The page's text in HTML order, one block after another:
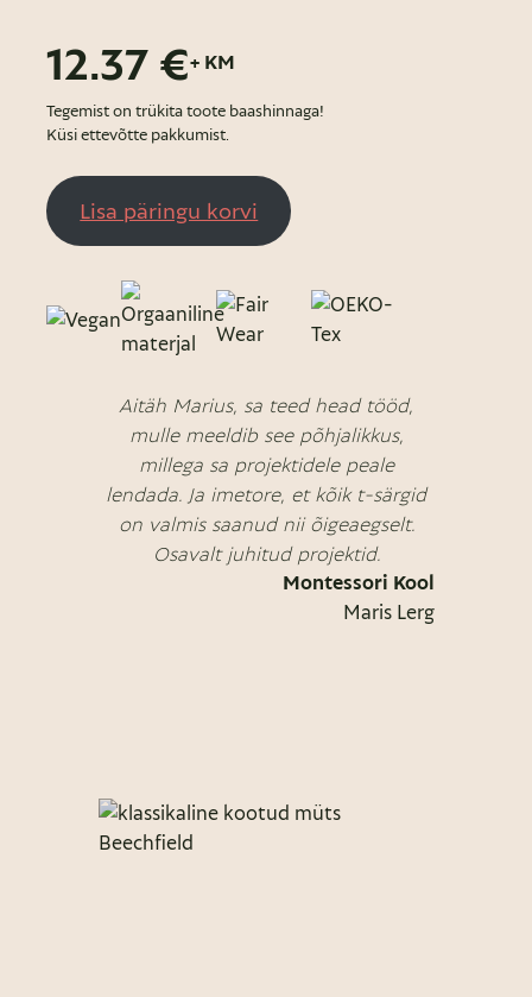
12.37 €+ KM
Tegemist on trükita toote baashinnaga!
Küsi ettevõtte pakkumist.
Lisa päringu korvi
Aitäh Marius, sa teed head tööd,
mulle meeldib see põhjalikkus,
millega sa projektidele peale
lendada. Ja imetore, et kõik t-särgid
on valmis saanud nii õigeaegselt.
Osavalt juhitud projektid.
Montessori Kool
Maris Lerg